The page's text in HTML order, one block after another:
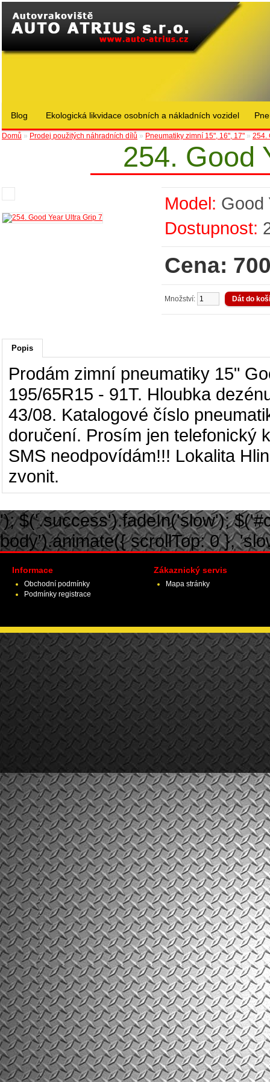
Blog Ekologická likvidace osobních a nákladních vozidel
Domů » Prodej použitých náhradních dílů » Pneumatiky zimní 15", 16", 17" » 254.
254. Good
Model: Good
Dostupnost:
Cena:
Množství:
Popis
Prodám zimní pneumatiky 15"
195/65R15 - 91T. Hloubka
43/08. Katalogové číslo
doručení. Prosím jen telefonický
SMS neodpovídám!!! Lokalita
zvonit.
'); $('.success').fadeIn('slow');
body').animate({ scrollTop: 0 },
Informace
Obchodní podmínky
Podmínky registrace
Zákaznický servis
Mapa stránky